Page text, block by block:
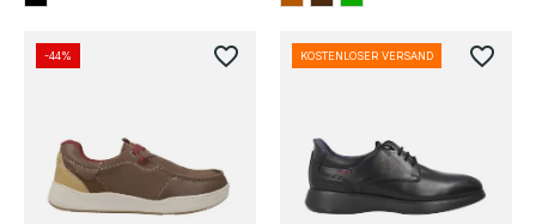
-44% favorite_border KOSTENLOSER VERSAND favorite_border